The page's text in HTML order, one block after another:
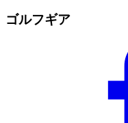
ゴルフギア